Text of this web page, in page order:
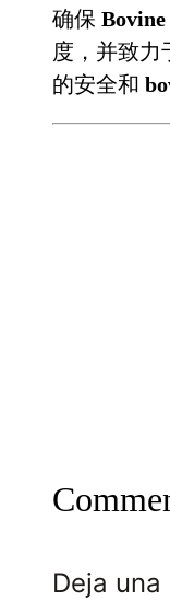
确保
度，并致力
的安全和
Deja